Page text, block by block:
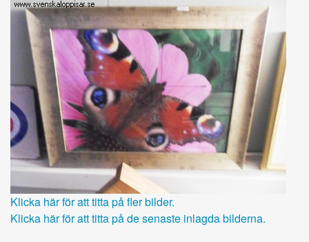
Klicka här för att titta på fler bilder.
Klicka här för att titta på de senaste inlagda bilderna.